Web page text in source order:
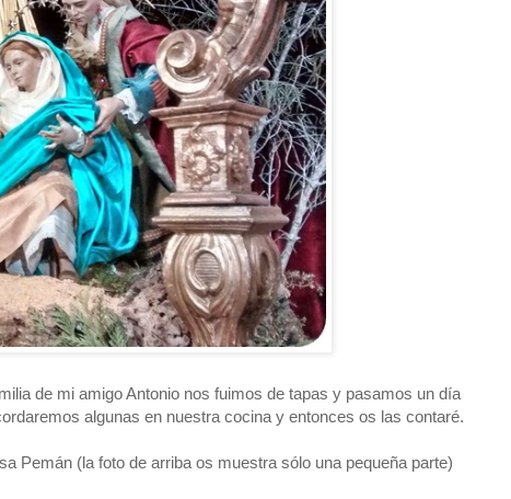
de mi amigo Antonio nos fuimos de tapas y pasamos un día
algunas en nuestra cocina y entonces os las contaré.
Pemán (la foto de arriba os muestra sólo una pequeña parte)